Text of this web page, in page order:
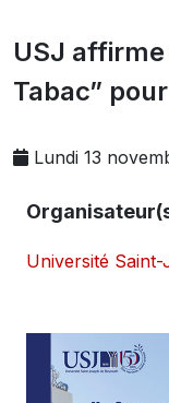
USJ
Tabac”
Lundi 13
Université